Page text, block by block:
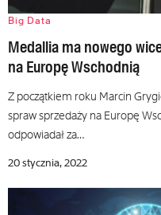
Big Data
Medallia ma nowego
na Europę Wschodnią
Z początkiem roku Marcin
spraw sprzedaży na Europę
odpowiadał za…
20 stycznia, 2022